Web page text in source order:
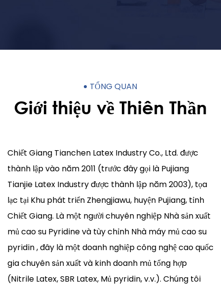
TỔNG QUAN
Giới thiệu về Thiên Thần
Chiết Giang Tianchen Latex Industry Co., Ltd. được
thành lập vào năm 2011 (trước đây gọi là Pujiang
Tianjie Latex Industry được thành lập năm 2003), tọa
lạc tại Khu phát triển Zhengjiawu, huyện Pujiang, tỉnh
Chiết Giang. Là một người chuyên nghiệp Nhà sản xuất
mủ cao su Pyridinevà tùy chỉnh Nhà máy mủ cao su
pyridin, đây là một doanh nghiệp công nghệ cao quốc
gia chuyên sản xuất và kinh doanh mủ tổng hợp
(Nitrile Latex, SBR Latex, Mủ pyridin, v.v.). Chúng tôi